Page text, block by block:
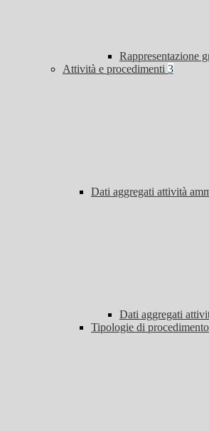
Rappresentazione
Attività e procedimenti 3
Dati aggregati attività
Dati aggregati
Tipologie di procedimento